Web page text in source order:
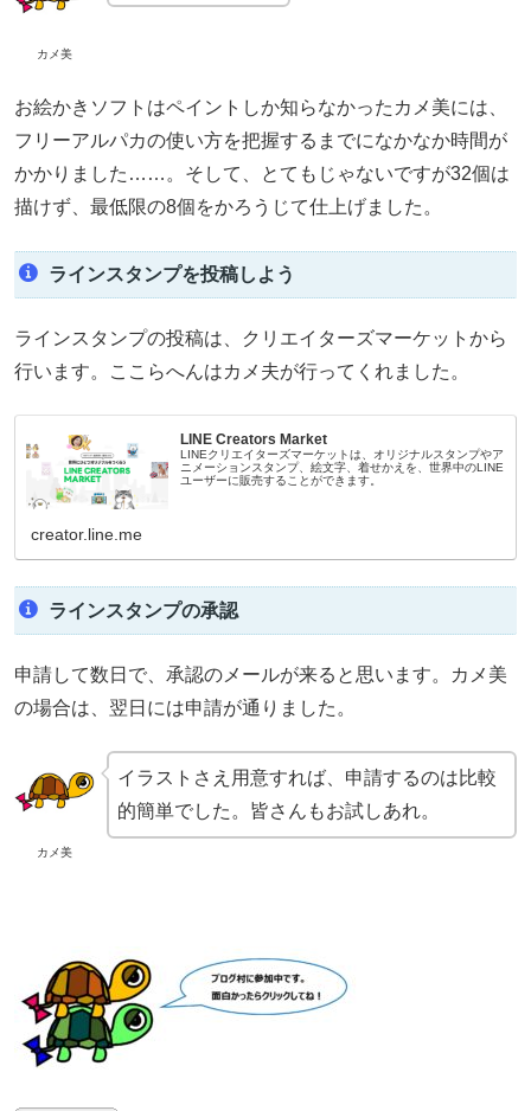
カメ美
お絵かきソフトはペイントしか知らなかったカメ美には、
フリーアルパカの使い方を把握するまでになかなか時間が
かかりました……。そして、とてもじゃないですが32個は
描けず、最低限の8個をかろうじて仕上げました。
ラインスタンプを投稿しよう
ラインスタンプの投稿は、クリエイターズマーケットから
行います。ここらへんはカメ夫が行ってくれました。
LINE Creators Market
LINEクリエイターズマーケットは、オリジナルスタンプやア
ニメーションスタンプ、絵文字、着せかえを、世界中のLINE
ユーザーに販売することができます。
creator.line.me
ラインスタンプの承認
申請して数日で、承認のメールが来ると思います。カメ美
の場合は、翌日には申請が通りました。
カメ美
イラストさえ用意すれば、申請するのは比較
的簡単でした。皆さんもお試しあれ。